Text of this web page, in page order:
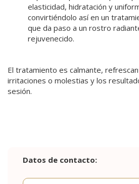
elasticidad, hidratación y
convirtiéndolo así en un
que da paso a un rostro
rejuvenecido.
El tratamiento es calmante,
irritaciones o molestias y los
sesión.
Datos de contacto: